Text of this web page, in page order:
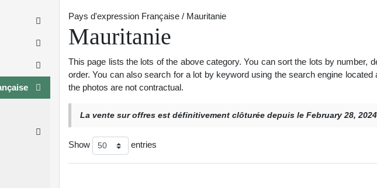
Pays d'expression Française / Mauritanie
Mauritanie
This page lists the lots of the above category. You can sort the lots by number,
order. You can also search for a lot by keyword using the search engine located
the photos are not contractual.
La vente sur offres est définitivement clôturée depuis le February 28,
Show entries